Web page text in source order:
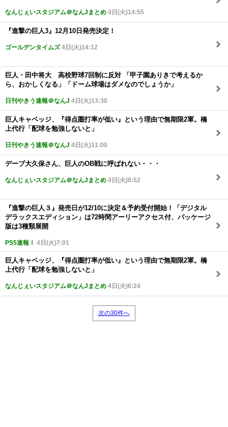
なんじぇいスタジアム＠なんJまとめ 4日(火)14:55
『進撃の巨人3』12月10日発売決定！
ゴールデンタイムズ4日(火)14:12
巨人・田中将大 高校野球7回制に反対 「甲子園ありきで考えるか
ら、おかしくなる」「ドーム球場はダメなのでしょうか」
日刊やきう速報＠なんJ 4日(火)13:30
巨人キャベッジ、『得点圏打率が低い』という理由で無期限2軍。橋
上代行「配球を勉強しないと」
日刊やきう速報＠なんJ 4日(火)11:00
デーブ大久保さん、巨人のOB戦に呼ばれない・・・
なんじぇいスタジアム＠なんJまとめ 4日(火)8:52
『進撃の巨人３』発売日が12/10に決定＆予約受付開始！「デジタル
デラックスエディション」は72時間アーリーアクセス付、パッケージ
版は3種類展開
PS5速報！ 4日(火)7:01
巨人キャベッジ、『得点圏打率が低い』という理由で無期限2軍。橋
上代行「配球を勉強しないと」
なんじぇいスタジアム＠なんJまとめ 4日(火)6:24
次の30件へ